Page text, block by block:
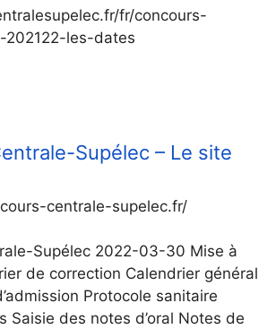
fr/concours-
202122-les-dates
Supélec – Le site
centrale-supelec.fr/
Supélec 2022-03-30 Mise à
de correction Calendrier général
Protocole sanitaire
Saisie des notes d’oral Notes de